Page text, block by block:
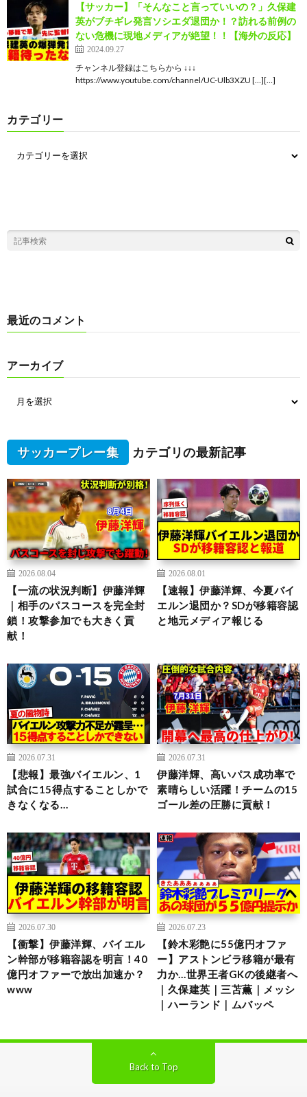
【サッカー】「そんなこと言っていいの？」久保建
英がブチギレ発言ソシエダ退団か！？訪れる前例の
ない危機に現地メディアが絶望！！【海外の反応】
2024.09.27
チャンネル登録はこちらから ↓↓↓
https://www.youtube.com/channel/UC-Ulb3XZU […][…]
カテゴリー
最近のコメント
アーカイブ
サッカープレー集 カテゴリの最新記事
2026.08.04
【一流の状況判断】伊藤洋輝
｜相手のパスコースを完全封
鎖！攻撃参加でも大きく貢
献！
2026.08.01
【速報】伊藤洋輝、今夏バイ
エルン退団か？SDが移籍容認
と地元メディア報じる
2026.07.31
【悲報】最強バイエルン、1
試合に15得点することしかで
きなくなる…
2026.07.31
伊藤洋輝、高いパス成功率で
素晴らしい活躍！チームの15
ゴール差の圧勝に貢献！
2026.07.30
【衝撃】伊藤洋輝、バイエル
ン幹部が移籍容認を明言！40
億円オファーで放出加速か？
www
2026.07.23
【鈴木彩艶に55億円オファ
ー】アストンビラ移籍が最有
力か…世界王者GKの後継者へ
｜久保建英｜三苫薫｜メッシ
｜ハーランド｜ムバッペ
Back to Top